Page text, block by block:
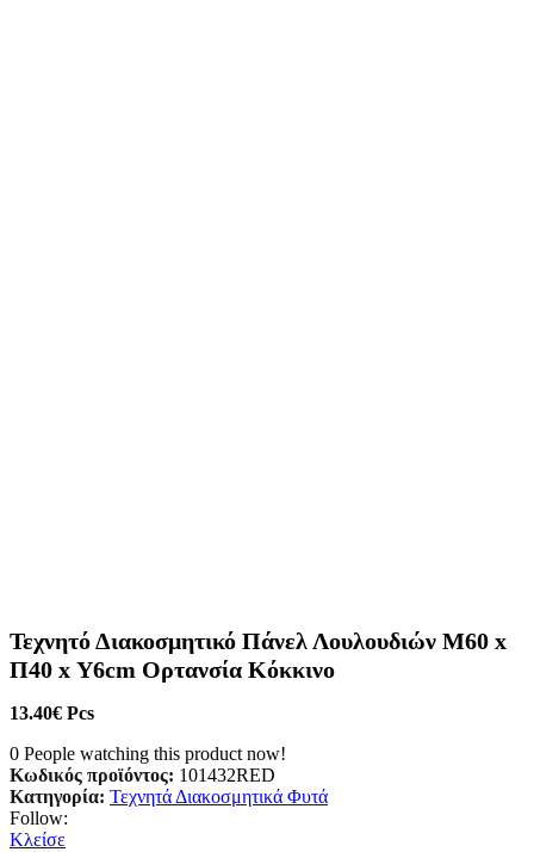
Τεχνητό Διακοσμητικό Πάνελ Λουλουδιών Μ60 x
Π40 x Υ6cm Ορτανσία Κόκκινο
13.40€ Pcs
0 People watching this product now!
Κωδικός προϊόντος: 101432RED
Κατηγορία: Τεχνητά Διακοσμητικά Φυτά
Follow:
Κλείσε